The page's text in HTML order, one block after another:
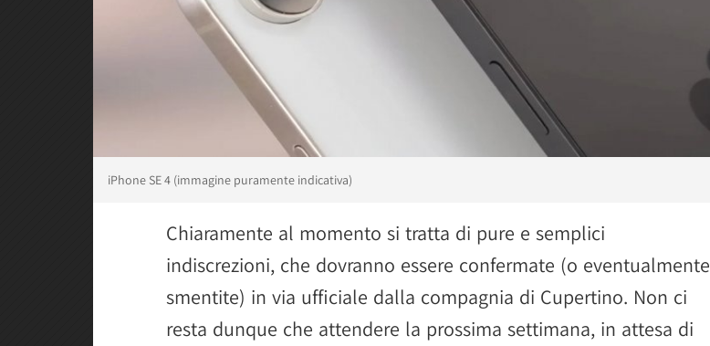
iPhone SE 4 (immagine puramente indicativa)
Chiaramente al momento si tratta di pure e semplici
indiscrezioni, che dovranno essere confermate (o eventualmente
smentite) in via ufficiale dalla compagnia di Cupertino. Non ci
resta dunque che attendere la prossima settimana, in attesa di